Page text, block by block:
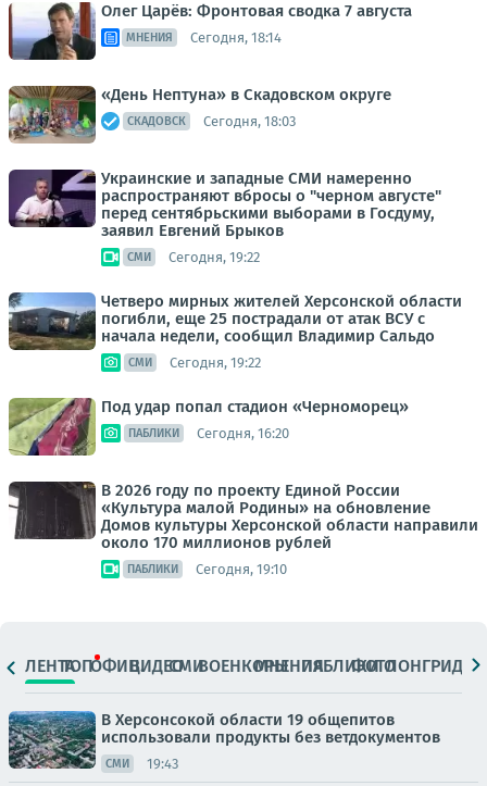
Олег Царёв: Фронтовая сводка 7 августа
МНЕНИЯ Сегодня, 18:14
«День Нептуна» в Скадовском округе
СКАДОВСК Сегодня, 18:03
Украинские и западные СМИ намеренно
распространяют вбросы о "черном августе"
перед сентябрьскими выборами в Госдуму,
заявил Евгений Брыков
СМИ Сегодня, 19:22
Четверо мирных жителей Херсонской области
погибли, еще 25 пострадали от атак ВСУ с
начала недели, сообщил Владимир Сальдо
СМИ Сегодня, 19:22
Под удар попал стадион «Черноморец»
ПАБЛИКИ Сегодня, 16:20
В 2026 году по проекту Единой России
«Культура малой Родины» на обновление
Домов культуры Херсонской области направили
около 170 миллионов рублей
ПАБЛИКИ Сегодня, 19:10
ЛЕНТАТОПОФИЦ.ВИДЕОСМИВОЕНКОРЫМНЕНИЯПАБЛИКИ
ФОТОЛОНГРИДЫ
В Херсонсокой области 19 общепитов
использовали продукты без ветдокументов
СМИ 19:43